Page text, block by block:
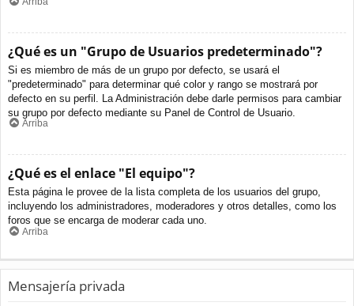
¿Qué es un "Grupo de Usuarios predeterminado"?
Si es miembro de más de un grupo por defecto, se usará el
"predeterminado" para determinar qué color y rango se mostrará por
defecto en su perfil. La Administración debe darle permisos para cambiar
su grupo por defecto mediante su Panel de Control de Usuario.
Arriba
¿Qué es el enlace "El equipo"?
Esta página le provee de la lista completa de los usuarios del grupo,
incluyendo los administradores, moderadores y otros detalles, como los
foros que se encarga de moderar cada uno.
Arriba
Mensajería privada